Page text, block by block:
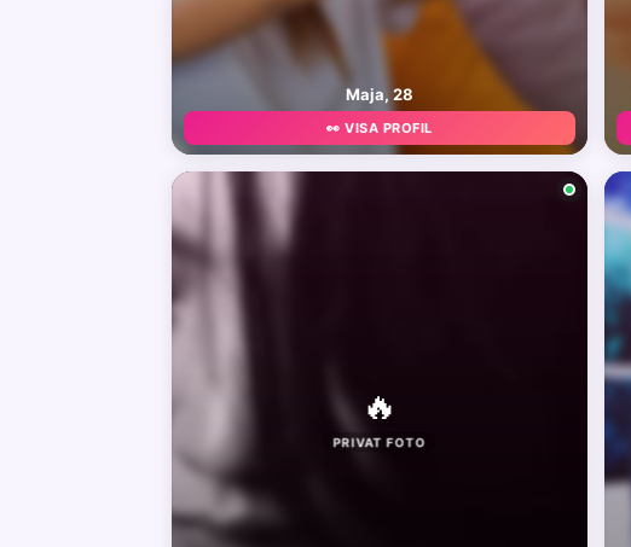
Maja, 28
👀 VISA PROFIL
🔥
PRIVAT FOTO